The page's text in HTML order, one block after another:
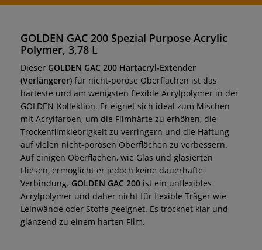
GOLDEN GAC 200 Spezial Purpose Acrylic
Polymer, 3,78 L
Dieser GOLDEN GAC 200 Hartacryl-Extender
(Verlängerer) für nicht-poröse Oberflächen ist das
härteste und am wenigsten flexible Acrylpolymer in der
GOLDEN-Kollektion. Er eignet sich ideal zum Mischen
mit Acrylfarben, um die Filmhärte zu erhöhen, die
Trockenfilmklebrigkeit zu verringern und die Haftung
auf vielen nicht-porösen Oberflächen zu verbessern.
Auf einigen Oberflächen, wie Glas und glasierten
Fliesen, ermöglicht er jedoch keine dauerhafte
Verbindung. GOLDEN GAC 200 ist ein unflexibles
Acrylpolymer und daher nicht für flexible Träger wie
Leinwände oder Stoffe geeignet. Es trocknet klar und
glänzend zu einem harten Film.